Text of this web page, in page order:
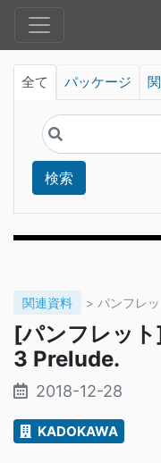
全て パッケージ
検索
関連資料 > パンフレッ
[パンフレッ
3 Prelude.
2018-12-28
KADOKAWA